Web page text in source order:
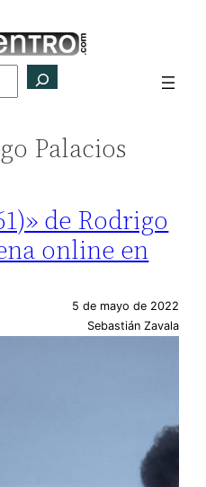
Palacios
de Rodrigo
online en
5 de mayo de 2022
Sebastián Zavala